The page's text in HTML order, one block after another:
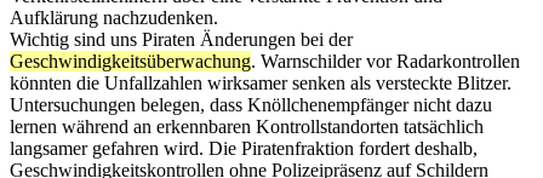
Aufklärung nachzudenken.
Wichtig sind uns Piraten Änderungen bei der
Geschwindigkeitsüberwachung. Warnschilder vor Radarkontrollen
könnten die Unfallzahlen wirksamer senken als versteckte Blitzer.
Untersuchungen belegen, dass Knöllchenempfänger nicht dazu
lernen während an erkennbaren Kontrollstandorten tatsächlich
langsamer gefahren wird. Die Piratenfraktion fordert deshalb,
Geschwindigkeitskontrollen ohne Polizeipräsenz auf Schildern